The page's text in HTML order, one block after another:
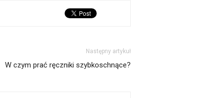
Następny artykuł
W czym prać ręczniki szybkoschnące?